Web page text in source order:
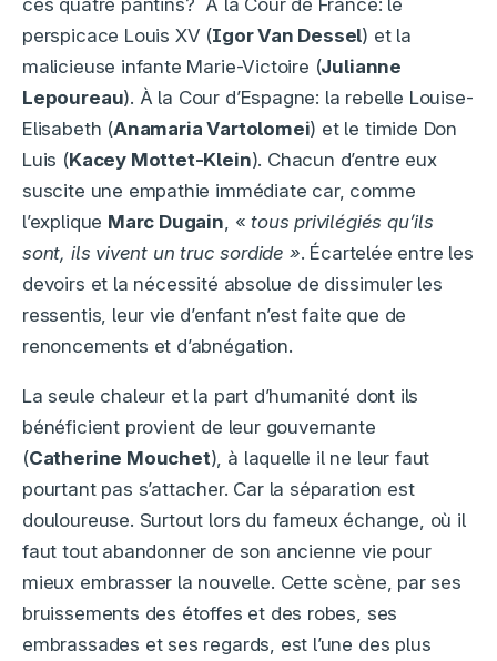
perspicace Louis XV (Igor Van Dessel) et la
malicieuse infante Marie-Victoire (Julianne
Lepoureau). À la Cour d’Espagne: la rebelle Louise-
Elisabeth (Anamaria Vartolomei) et le timide Don
Luis (Kacey Mottet-Klein). Chacun d’entre eux
suscite une empathie immédiate car, comme
l’explique Marc Dugain , «tous privilégiés qu’ils
sont, ils vivent un truc sordide ». Écartelée entre les
devoirs et la nécessité absolue de dissimuler les
ressentis, leur vie d’enfant n’est faite que de
renoncements et d’abnégation.
La seule chaleur et la part d’humanité dont ils
bénéficient provient de leur gouvernante
(Catherine Mouchet), à laquelle il ne leur faut
pourtant pas s’attacher. Car la séparation est
douloureuse. Surtout lors du fameux échange, où il
faut tout abandonner de son ancienne vie pour
mieux embrasser la nouvelle. Cette scène, par ses
bruissements des étoffes et des robes, ses
embrassades et ses regards, est l’une des plus